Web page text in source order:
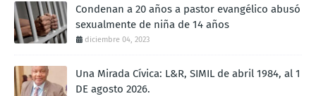
Condenan a 20 años a pastor evangélico abusó
sexualmente de niña de 14 años
diciembre 04, 2023
Una Mirada Cívica: L&R, SIMIL de abril 1984, al 1
DE agosto 2026.